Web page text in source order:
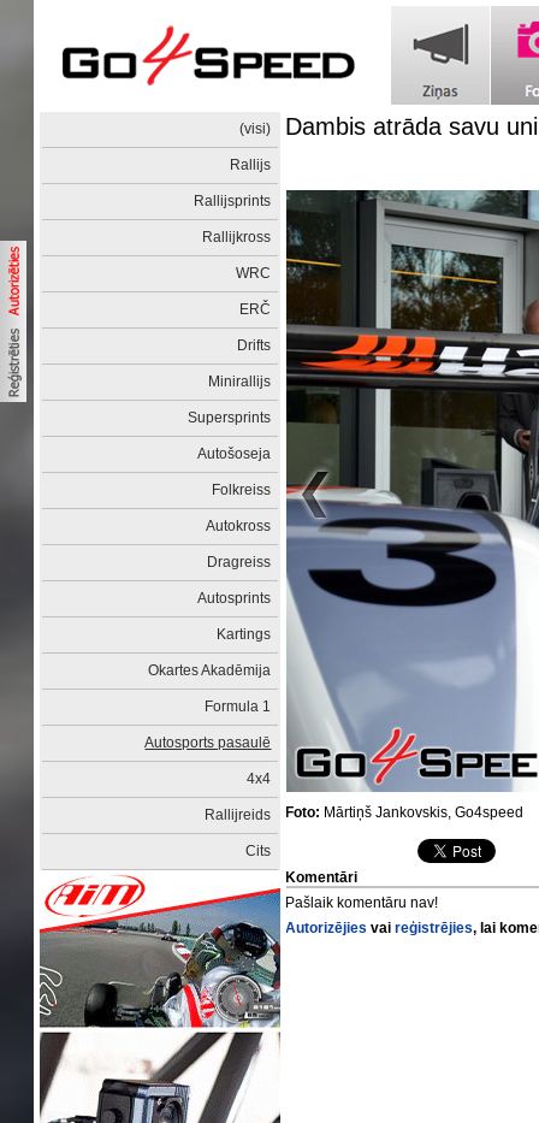
(visi)
Rallijs
Rallijsprints
Rallijkross
WRC
ERČ
Drifts
Minirallijs
Supersprints
Autošoseja
Folkreiss
Autokross
Dragreiss
Autosprints
Kartings
Okartes Akadēmija
Formula 1
Autosports pasaulē
4x4
Rallijreids
Cits
Dambis atrāda savu
Foto: Mārtiņš Jankovskis, Go4speed
Komentāri
Pašlaik komentāru nav!
Autorizējies vaireģistrējies, lai